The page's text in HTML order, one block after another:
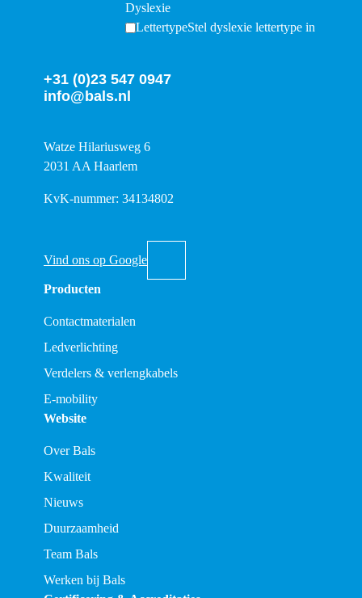
Dyslexie
LettertypeStel dyslexie lettertype in
+31 (0)23 547 0947
info@bals.nl
Watze Hilariusweg 6
2031 AA Haarlem
KvK-nummer: 34134802
Vind ons op Google
Producten
Contactmaterialen
Ledverlichting
Verdelers & verlengkabels
E-mobility
Website
Over Bals
Kwaliteit
Nieuws
Duurzaamheid
Team Bals
Werken bij Bals